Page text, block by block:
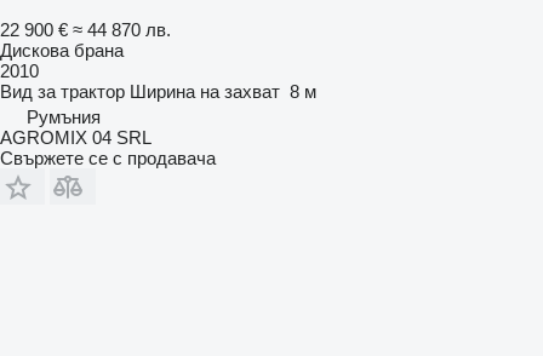
22 900 € ≈ 44 870 лв.
Дискова брана
2010
Вид за трактор Ширина на захват 8 м
Румъния
AGROMIX 04 SRL
Свържете се с продавача